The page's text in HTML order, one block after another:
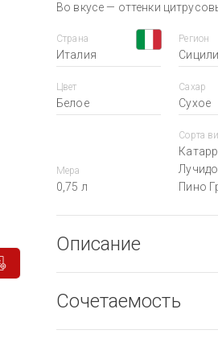
Во вкусе — оттенки
Страна
Италия
Регион
Цвет
Белое
Сахар
Сухое
Мера
0,75 л
Сорта
Лучидо
Пино
Описание
Сочетаемость